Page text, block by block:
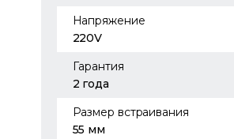
Напряжение
220V
Гарантия
2 года
Размер встраивания
55 мм